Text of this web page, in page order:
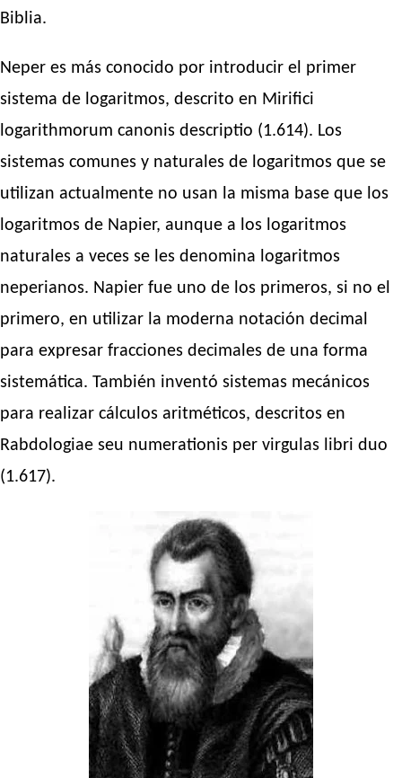
Biblia.
Neper es más conocido por introducir el primer
sistema de logaritmos, descrito en Mirifici
logarithmorum canonis descriptio (1.614). Los
sistemas comunes y naturales de logaritmos que se
utilizan actualmente no usan la misma base que los
logaritmos de Napier, aunque a los logaritmos
naturales a veces se les denomina logaritmos
neperianos. Napier fue uno de los primeros, si no el
primero, en utilizar la moderna notación decimal
para expresar fracciones decimales de una forma
sistemática. También inventó sistemas mecánicos
para realizar cálculos aritméticos, descritos en
Rabdologiae seu numerationis per virgulas libri duo
(1.617).